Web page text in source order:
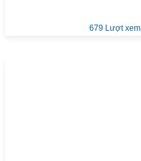
679 Lượt xem